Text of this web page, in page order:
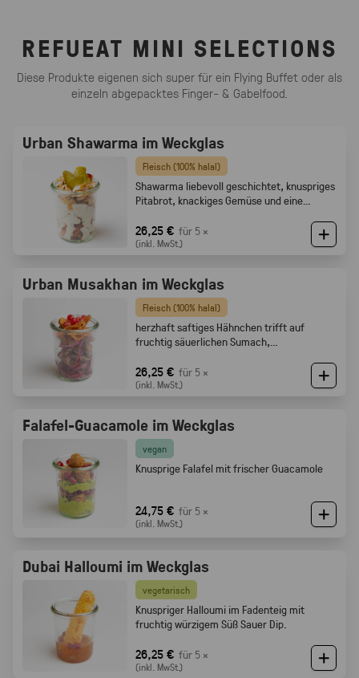
REFUEAT MINI SELECTIONS
Diese Produkte eigenen sich super für ein Flying Buffet oder als
einzeln abgepacktes Finger- & Gabelfood.
Urban Shawarma im Weckglas
Fleisch (100% halal)
Shawarma liebevoll geschichtet, knuspriges
Pitabrot, knackiges Gemüse und eine
26,25 € für 5 ×
(inkl. MwSt.)
Urban Musakhan im Weckglas
Fleisch (100% halal)
herzhaft saftiges Hähnchen trifft auf
fruchtig säuerlichen Sumach,
Röstaromen vom knusprigen Brot
26,25 € für 5 ×
(inkl. MwSt.)
Falafel-Guacamole im Weckglas
vegan
Knusprige Falafel mit frischer Guacamole
24,75 € für 5 ×
(inkl. MwSt.)
Dubai Halloumi im Weckglas
vegetarisch
Knuspriger Halloumi im Fadenteig mit
fruchtig würzigem Süß Sauer Dip.
26,25 € für 5 ×
(inkl. MwSt.)